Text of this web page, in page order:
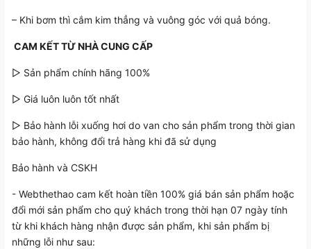
– Khi bơm thì cắm kim thẳng và vuông góc với quả bóng.️
️️ CAM KẾT TỪ NHÀ CUNG CẤP
▷ Sản phẩm chính hãng 100%
▷ Giá luôn luôn tốt nhất
▷ Bảo hành lỗi xuống hơi do van cho sản phẩm trong thời gian
bảo hành, không đổi trả hàng khi đã sử dụng
Bảo hành và CSKH
- Webthethao cam kết hoàn tiền 100% giá bán sản phẩm hoặc
đổi mới sản phẩm cho quý khách trong thời hạn 07 ngày tính
từ khi khách hàng nhận được sản phẩm, khi sản phẩm bị
những lỗi như sau: